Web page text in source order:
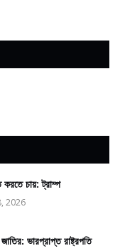
করতে চায়: ট্রাম্প
2026
ভারপ্রাপ্ত রাষ্ট্রপতি